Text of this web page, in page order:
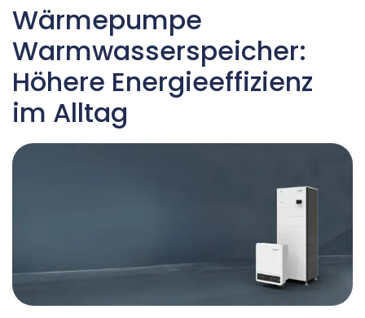
Wärmepumpe
Warmwasserspeicher:
Höhere Energieeffizienz
im Alltag